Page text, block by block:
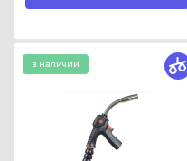
в наличии